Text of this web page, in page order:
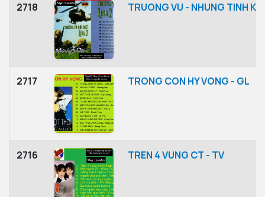
2718 TRUONG VU - NHUNG TINH
2717 TRONG CON HY VONG - GL
2716 TREN 4 VUNG CT - TV